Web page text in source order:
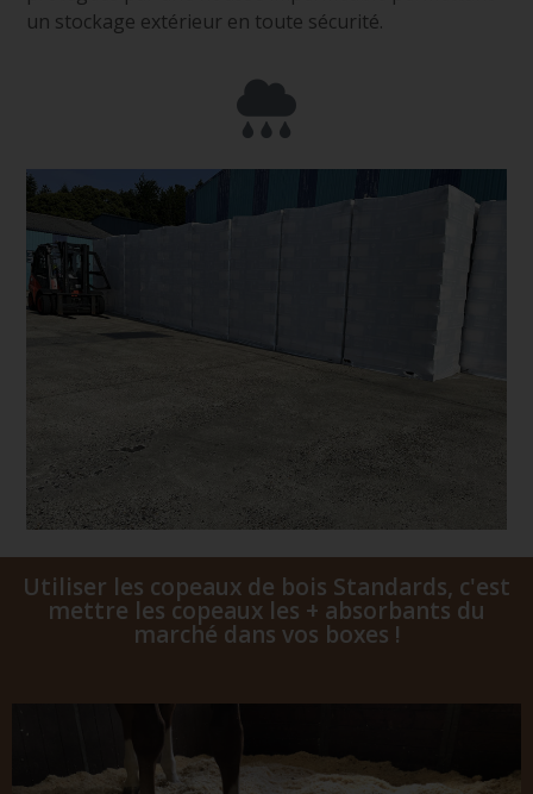
un stockage extérieur en toute sécurité.
Utiliser les copeaux de bois Standards, c'est
mettre les copeaux les + absorbants du
marché dans vos boxes !